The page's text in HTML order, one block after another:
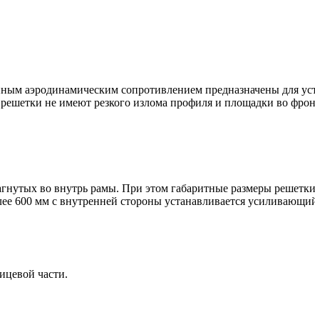
сопротивлением предназначены для
не имеют резкого излома профиля и площадки во
во внутрь рамы. При этом габаритные размеры
600 мм с внутренней стороны устанавливается
части.